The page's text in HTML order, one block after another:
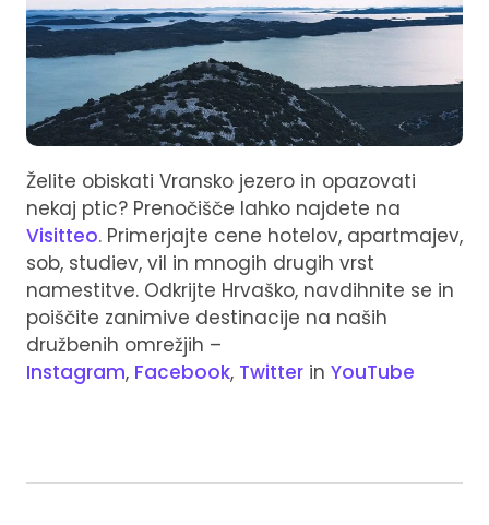
Želite obiskati Vransko jezero in opazovati
nekaj ptic? Prenočišče lahko najdete na
Visitteo. Primerjajte cene hotelov, apartmajev,
sob, studiev, vil in mnogih drugih vrst
namestitve. Odkrijte Hrvaško, navdihnite se in
poiščite zanimive destinacije na naših
družbenih omrežjih –
Instagram, Facebook, Twitter in YouTube